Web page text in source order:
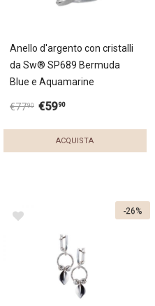
Anello d'argento con cristalli
da Sw® SP689 Bermuda
Blue e Aquamarine
€7790 €5990
ACQUISTA
-26%